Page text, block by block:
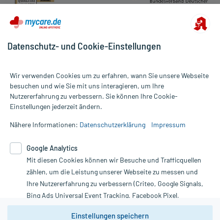
Alle Preise gelten inkl. MwSt., ggf. zzgl. Versandkosten
Informationen auf dieser Website werden ausschließlich für
die Untersuchung und Behandlung durch einen Arzt. Bitte
Therapien eingeleitet werden können. | Diese Webseite benutzt
Google Analytics. Lesen Sie bitte dazu die wichtigen Hinweise in
unserer Datenschutzerklärung. Für den Widerruf einer Bestellung
nutzen Sie das Formular:
Vertrag widerrufen
Datenschutz- und Cookie-Einstellungen
Wir verwenden Cookies um zu erfahren, wann Sie unsere Webseite
besuchen und wie Sie mit uns interagieren, um Ihre
Nutzererfahrung zu verbessern. Sie können Ihre Cookie-
Einstellungen jederzeit ändern.
Nähere Informationen: Datenschutzerklärung Impressum
Google Analytics
Mit diesen Cookies können wir Besuche und Trafficquellen
zählen, um die Leistung unserer Webseite zu messen und
Ihre Nutzererfahrung zu verbessern (Criteo, Google Signals,
Bing Ads Universal Event Tracking, Facebook Pixel,
Youtube-Social Plugin).
Einstellungen speichern